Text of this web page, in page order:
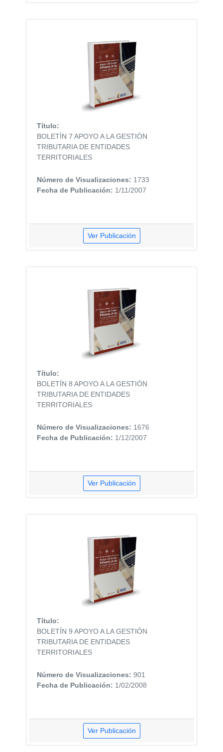
Título:
BOLETÍN 7 APOYO A LA GESTIÓN
TRIBUTARIA DE ENTIDADES
TERRITORIALES
Número de Visualizaciones: 1733
Fecha de Publicación: 1/11/2007
Ver Publicación
Título:
BOLETÍN 8 APOYO A LA GESTIÓN
TRIBUTARIA DE ENTIDADES
TERRITORIALES
Número de Visualizaciones: 1676
Fecha de Publicación: 1/12/2007
Ver Publicación
Título:
BOLETÍN 9 APOYO A LA GESTIÓN
TRIBUTARIA DE ENTIDADES
TERRITORIALES
Número de Visualizaciones: 901
Fecha de Publicación: 1/02/2008
Ver Publicación